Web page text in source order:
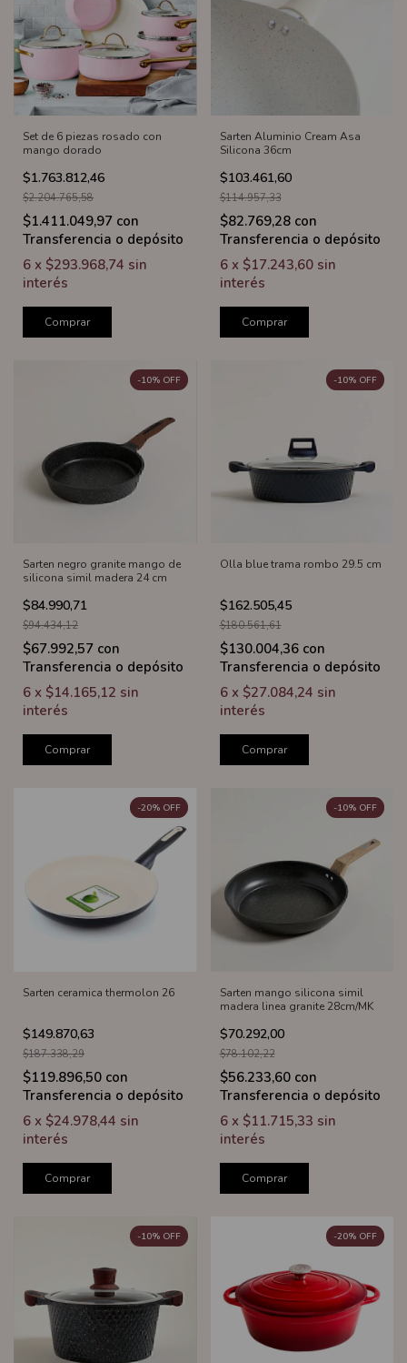
Set de 6 piezas rosado con
mango dorado
$1.763.812,46
$2.204.765,58
$1.411.049,97 con
Transferencia o depósito
6 x $293.968,74 sin
interés
Comprar
Sarten Aluminio Cream Asa
Silicona 36cm
$103.461,60
$114.957,33
$82.769,28 con
Transferencia o depósito
6 x $17.243,60 sin
interés
Comprar
Sarten negro granite mango de
silicona simil madera 24 cm
$84.990,71
-10% OFF
$94.434,12
$67.992,57 con
Transferencia o depósito
6 x $14.165,12 sin
interés
Comprar
Olla blue trama rombo 29.5 cm
$162.505,45
-10% OFF
$180.561,61
$130.004,36 con
Transferencia o depósito
6 x $27.084,24 sin
interés
Comprar
Sarten ceramica thermolon 26
$149.870,63
-20% OFF
$187.338,29
$119.896,50 con
Transferencia o depósito
6 x $24.978,44 sin
interés
Comprar
Sarten mango silicona simil
madera linea granite 28cm/MK
$70.292,00
-10% OFF
$78.102,22
$56.233,60 con
Transferencia o depósito
6 x $11.715,33 sin
interés
Comprar
-10% OFF -20% OFF